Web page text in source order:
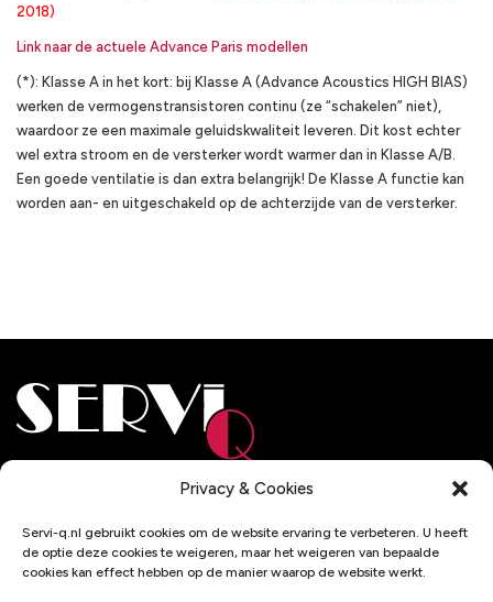
Privacy & Cookies
Servi-q.nl gebruikt cookies om de website ervaring te verbeteren. U heeft
de optie deze cookies te weigeren, maar het weigeren van bepaalde
cookies kan effect hebben op de manier waarop de website werkt.
2018)
Link naar de actuele Advance Paris modellen
(*): Klasse A in het kort: bij Klasse A (Advance Acoustics HIGH BIAS)
werken de vermogenstransistoren continu (ze “schakelen” niet),
waardoor ze een maximale geluidskwaliteit leveren. Dit kost echter
wel extra stroom en de versterker wordt warmer dan in Klasse A/B.
Een goede ventilatie is dan extra belangrijk! De Klasse A functie kan
worden aan- en uitgeschakeld op de achterzijde van de versterker.
3871 MV Hoevelaken